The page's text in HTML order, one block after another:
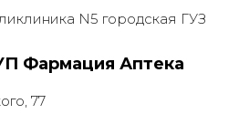
N5 городская ГУЗ
Фармация Аптека
77